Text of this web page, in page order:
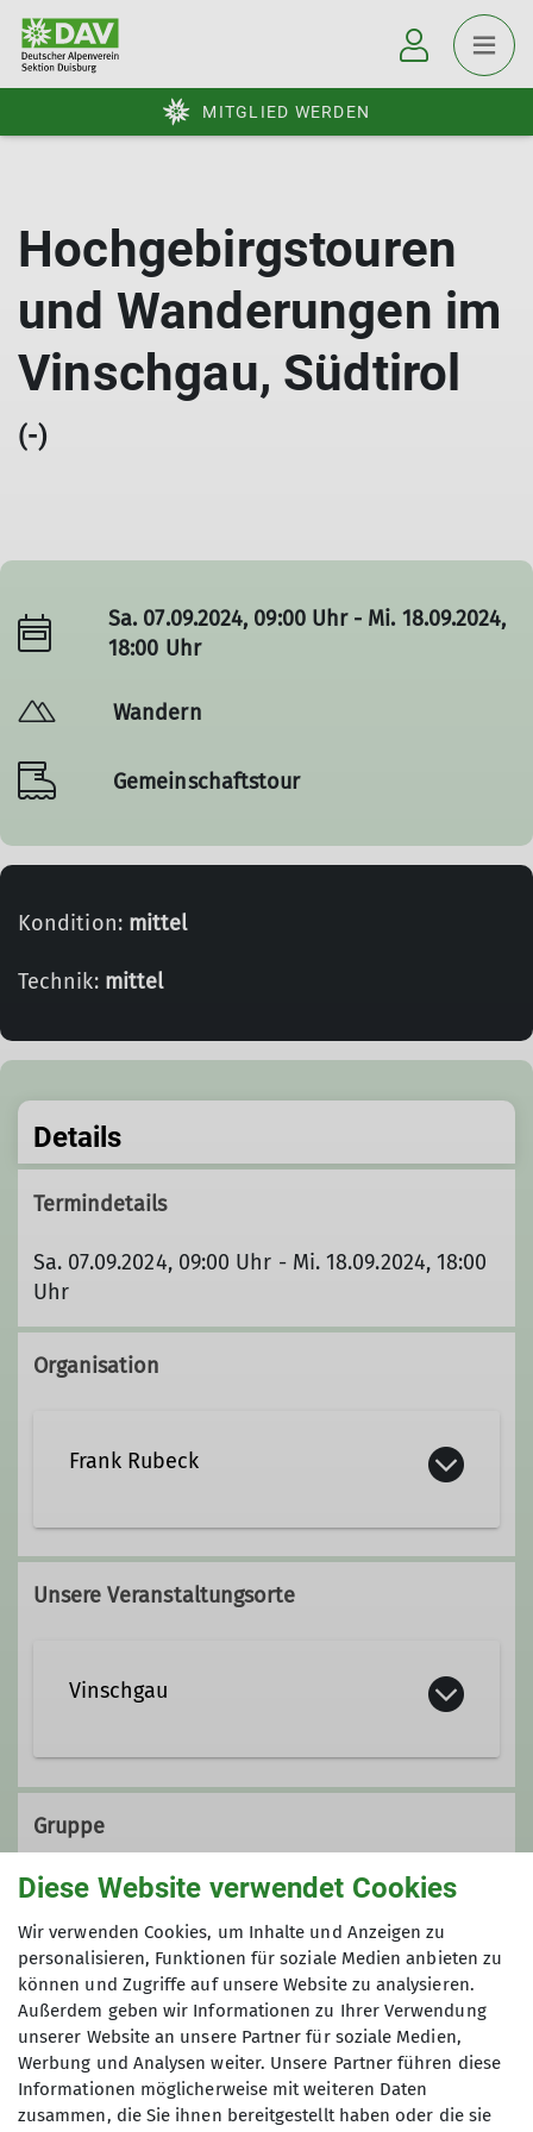
MITGLIED WERDEN
Hochgebirgstouren
und Wanderungen im
Vinschgau, Südtirol
(-)
Sa. 07.09.2024, 09:00 Uhr - Mi. 18.09.2024,
18:00 Uhr
Wandern
Gemeinschaftstour
Kondition: mittel
Technik: mittel
Details
Termindetails
Sa. 07.09.2024, 09:00 Uhr - Mi. 18.09.2024, 18:00
Uhr
Organisation
Frank Rubeck
Unsere Veranstaltungsorte
Vinschgau
Gruppe
Alpine Wandergruppe
Wir sind begeisterte Wanderer und
ganzjährig aktiv. Nahezu jedes
Wochenende treten wir den Beweis
an, dass sich Ballungsraum und
Diese Website verwendet Cookies
Wir verwenden Cookies, um Inhalte und Anzeigen zu
personalisieren, Funktionen für soziale Medien anbieten zu
können und Zugriffe auf unsere Website zu analysieren.
Außerdem geben wir Informationen zu Ihrer Verwendung
unserer Website an unsere Partner für soziale Medien,
Werbung und Analysen weiter. Unsere Partner führen diese
Informationen möglicherweise mit weiteren Daten
zusammen, die Sie ihnen bereitgestellt haben oder die sie